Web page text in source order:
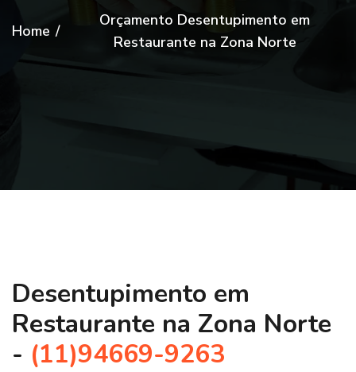
Home /
Orçamento Desentupimento em
Restaurante na Zona Norte
Desentupimento em
Restaurante na Zona Norte
- (11)94669-9263